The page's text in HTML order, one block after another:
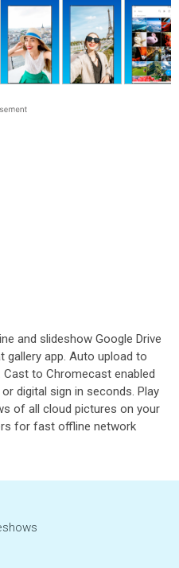
and slideshow Google Drive
gallery app. Auto upload to
to Chromecast enabled
digital sign in seconds. Play
of all cloud pictures on your
for fast offline network